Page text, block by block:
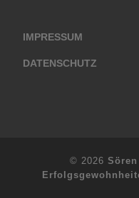
IMPRESSUM
DATENSCHUTZ
© 2026